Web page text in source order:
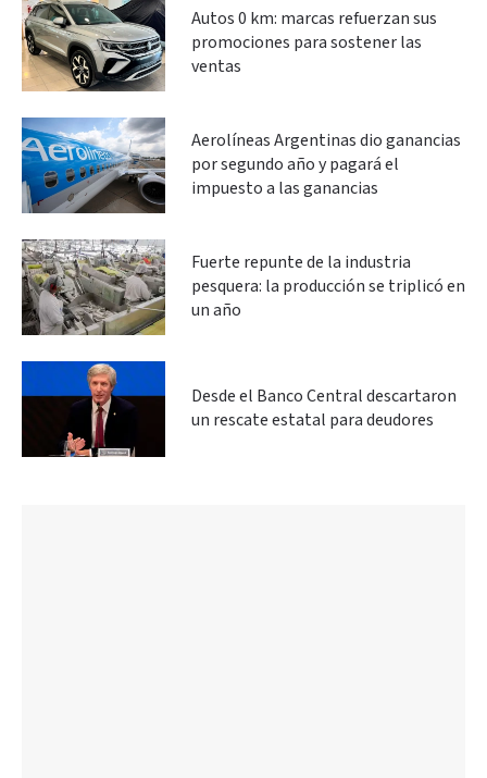
Autos 0 km: marcas refuerzan sus
promociones para sostener las
ventas
Aerolíneas Argentinas dio ganancias
por segundo año y pagará el
impuesto a las ganancias
Fuerte repunte de la industria
pesquera: la producción se triplicó en
un año
Desde el Banco Central descartaron
un rescate estatal para deudores